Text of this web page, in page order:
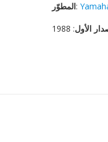
المطوّر:
الأول: 1988